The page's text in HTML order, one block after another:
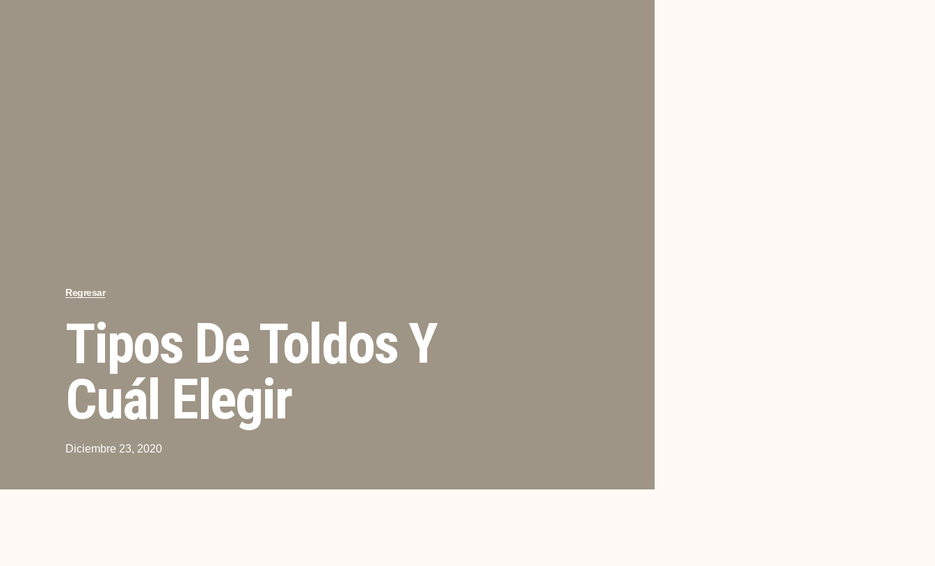
Regresar
Tipos De Toldos Y
Cuál Elegir
Diciembre 23, 2020